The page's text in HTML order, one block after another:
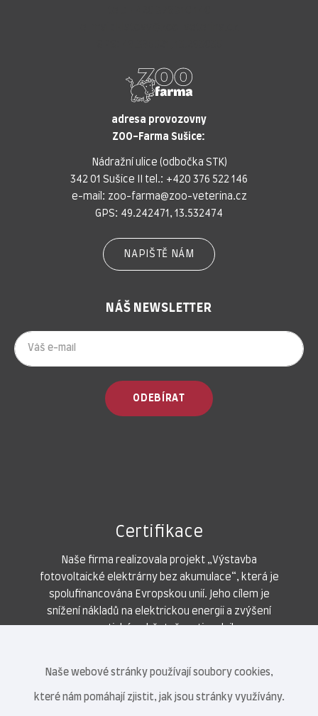
adresa provozovny
ZOO-Farma Sušice:
Nádražní ulice (odbočka STK)
342 01 Sušice II tel.: +420 376 522 146
e-mail: zoo-farma@zoo-veterina.cz
GPS: 49.242471, 13.532474
NAPIŠTĚ NÁM
NÁŠ NEWSLETTER
ODEBÍRAT
Certifikace
Naše firma realizovala projekt „Výstavba
fotovoltaické elektrárny bez akumulace“, která je
spolufinancována Evropskou unií. Jeho cílem je
snížení nákladů na elektrickou energii a zvýšení
Naše webové stránky používají soubory cookies,
které nám pomáhají zjistit, jak jsou stránky využívány.